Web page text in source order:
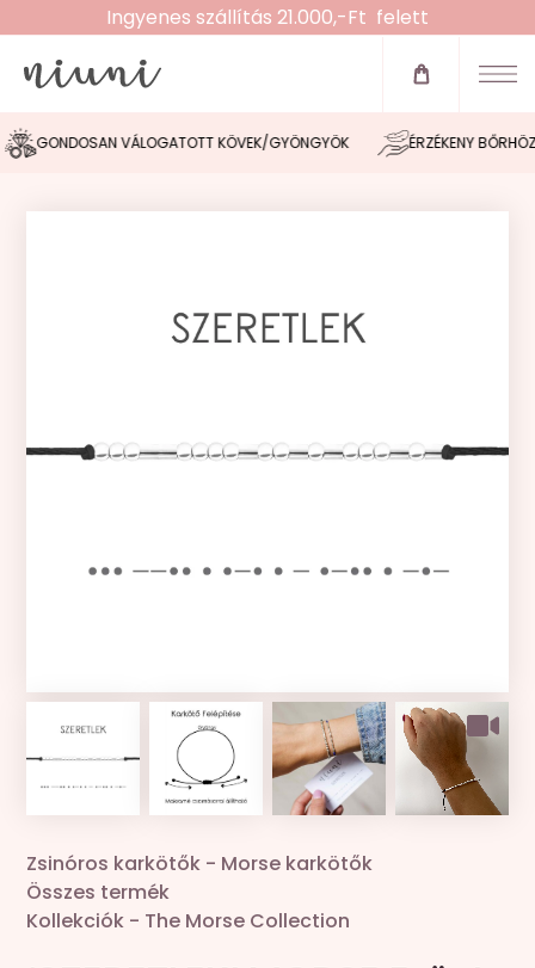
Ingyenes szállítás 21.000,-Ft felett
Újdonságok
Zsinóros karkötők
Fülbevalók
Nyakláncok
Morse tervező
Kollekciók
Összes termék
GONDOSAN VÁLOGATOTT KÖVEK/GYÖNGYÖK ÉRZÉKENY BŐRHÖZ
Zsinóros karkötők - Morse karkötők
Összes termék
Kollekciók - The Morse Collection